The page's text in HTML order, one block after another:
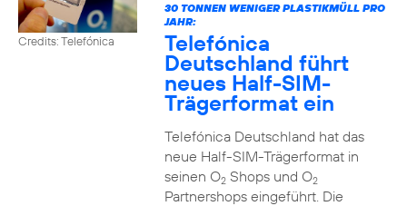
Credits: Telefónica
30 TONNEN WENIGER PLASTIKMÜLL PRO
JAHR:
Telefónica
Deutschland führt
neues Half-SIM-
Trägerformat ein
Telefónica Deutschland hat das
neue Half-SIM-Trägerformat in
seinen O2Shops und O2
Partnershops eingeführt. Die